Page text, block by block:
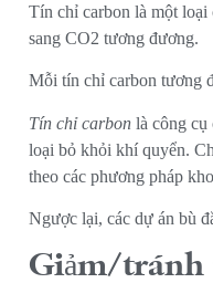
Tín chỉ carbon là một
sang CO2 tương đương.
Mỗi tín chỉ carbon tương
Tín chỉ carbon là công cụ
loại bỏ khỏi khí quyển.
theo các phương pháp
Ngược lại, các dự án bù
Giảm/tránh